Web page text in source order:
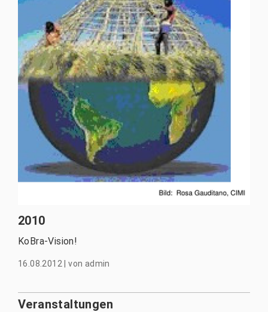
2010
KoBra-Vision!
16.08.2012 |von admin
Veranstaltungen